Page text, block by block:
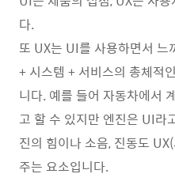
다.
또 UX는 UI를 사용하면서 느
+ 시스템 + 서비스의 총체적
니다. 예를 들어 자동차에서
고 할 수 있지만 엔진은 UI라
진의 힘이나 소음, 진동도
주는 요소입니다.